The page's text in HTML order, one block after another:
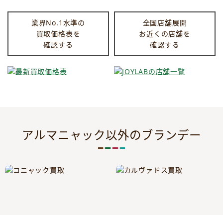
業界No.1水準の
買取価格表を
確認する
全国店舗展開
お近くの店舗を
確認する
アルマニャック以外のブランデー